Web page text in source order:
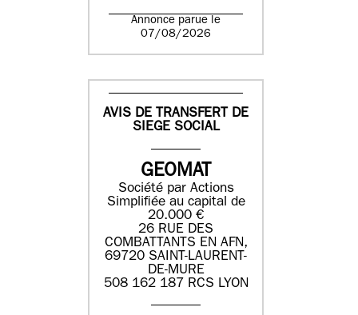
Annonce parue le
07/08/2026
AVIS DE TRANSFERT DE
SIEGE SOCIAL
GEOMAT
Société par Actions
Simplifiée au capital de
20.000 €
26 RUE DES
COMBATTANTS EN AFN,
69720 SAINT-LAURENT-
DE-MURE
508 162 187 RCS LYON